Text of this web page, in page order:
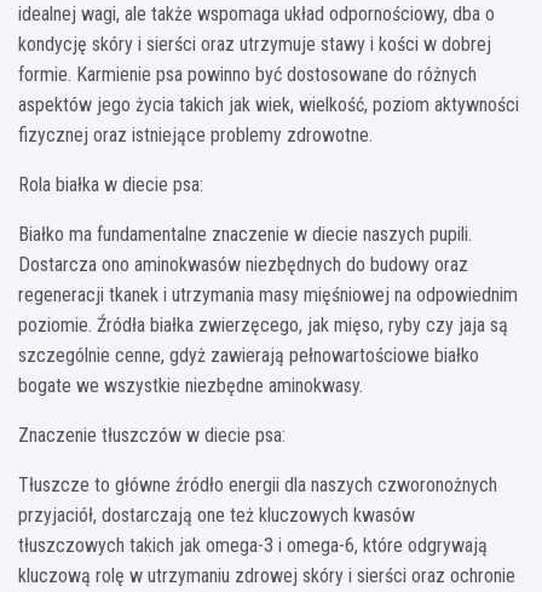
idealnej wagi, ale także wspomaga układ odpornościowy, dba o
kondycję skóry i sierści oraz utrzymuje stawy i kości w dobrej
formie. Karmienie psa powinno być dostosowane do różnych
aspektów jego życia takich jak wiek, wielkość, poziom aktywności
fizycznej oraz istniejące problemy zdrowotne.
Rola białka w diecie psa:
Białko ma fundamentalne znaczenie w diecie naszych pupili.
Dostarcza ono aminokwasów niezbędnych do budowy oraz
regeneracji tkanek i utrzymania masy mięśniowej na odpowiednim
poziomie. Źródła białka zwierzęcego, jak mięso, ryby czy jaja są
szczególnie cenne, gdyż zawierają pełnowartościowe białko
bogate we wszystkie niezbędne aminokwasy.
Znaczenie tłuszczów w diecie psa:
Tłuszcze to główne źródło energii dla naszych czworonożnych
przyjaciół, dostarczają one też kluczowych kwasów
tłuszczowych takich jak omega-3 i omega-6, które odgrywają
kluczową rolę w utrzymaniu zdrowej skóry i sierści oraz ochronie